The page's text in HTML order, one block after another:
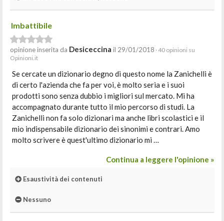
Imbattibile
opinione inserita da Desiceccina il 29/01/2018 · 40 opinioni su
Opinioni.it
Se cercate un dizionario degno di questo nome la Zanichelli è
di certo l'azienda che fa per voi, è molto seria e i suoi
prodotti sono senza dubbio i migliori sul mercato. Mi ha
accompagnato durante tutto il mio percorso di studi. La
Zanichelli non fa solo dizionari ma anche libri scolastici e il
mio indispensabile dizionario dei sinonimi e contrari. Amo
molto scrivere è quest'ultimo dizionario mi …
Continua a leggere l'opinione »
Esaustività dei contenuti
Nessuno